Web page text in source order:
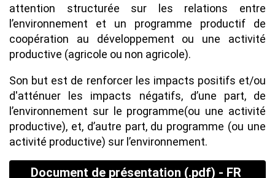
attention structurée sur les relations entre
l’environnement et un programme productif de
coopération au développement ou une activité
productive (agricole ou non agricole).
Son but est de renforcer les impacts positifs et/ou
d'atténuer les impacts négatifs, d’une part, de
l’environnement sur le programme(ou une activité
productive), et, d’autre part, du programme (ou une
activité productive) sur l’environnement.
Document de présentation (.pdf) - FR